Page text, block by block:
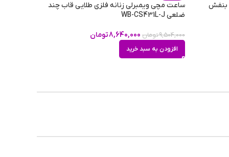
بنفش
ساعت مچی ویمبرلی زنانه فلزی طلایی قاب چند
ضلعی WB-CS431L-J
9,504,000تومان 8,640,000تومان
افزودن به سبد خرید